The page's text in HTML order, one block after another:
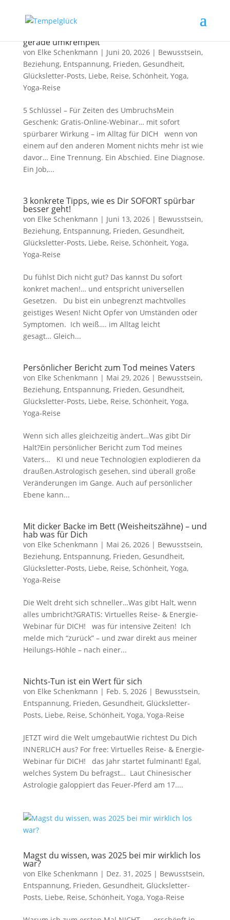
gerade umkrempelt
von Elke Schenkmann | Juni 20, 2026| Bewusstsein,
Beziehung, Entspannung, Frieden, Gesundheit,
Glücksletter-Posts, Liebe, Reise, Schönheit, Yoga,
Yoga-Reise
5 Schlüssel – Für Zeiten des UmbruchsMein
Geschenk: Gratis-Online-Webinar… mit sofort
spürbarer Wirkung – im Alltag für DICH wenn von
einem auf den anderen Moment nichts mehr ist wie
davor… Eine Trennung. Ein Abschied. Eine Diagnose.
Ein Job,...
3 konkrete Tipps, wie es Dir SOFORT spürbar
besser geht!
von Elke Schenkmann | Juni 13, 2026| Bewusstsein,
Beziehung, Entspannung, Frieden, Gesundheit,
Glücksletter-Posts, Liebe, Reise, Schönheit, Yoga,
Yoga-Reise
Du fühlst Dich nicht gut? Das kannst Du sofort
konkret machen!… und entspricht universellen
Gesetzen. Du bist ein unbegrenzt machtvolles
geistiges Wesen! Nicht Opfer von Umständen oder
Symptomen. Ich weiß…. im Alltag leicht
gesagt… Gleich...
Persönlicher Bericht zum Tod meines Vaters
von Elke Schenkmann | Mai 29, 2026| Bewusstsein,
Beziehung, Entspannung, Frieden, Gesundheit,
Glücksletter-Posts, Liebe, Reise, Schönheit, Yoga,
Yoga-Reise
Wenn sich alles gleichzeitig ändert…Was gibt Dir
Halt?Ein persönlicher Bericht zum Tod meines
Vaters… KI und neue Technologien explodieren da
draußen.Astrologisch gesehen, sind überall große
Veränderungen im Gange. Auch auf persönlicher
Ebene kann...
Mit dicker Backe im Bett (Weisheitszähne) – und
hab was für Dich
von Elke Schenkmann | Mai 26, 2026| Bewusstsein,
Beziehung, Entspannung, Frieden, Gesundheit,
Glücksletter-Posts, Liebe, Reise, Schönheit, Yoga,
Yoga-Reise
Die Welt dreht sich schneller…Was gibt Halt, wenn
alles umbricht?GRATIS: Virtuelles Reise- & Energie-
Webinar für DICH! was für intensive Zeiten! Ich
melde mich “zurück” – und zwar direkt aus meiner
Heilungs-Höhle – nach einer...
Nichts-Tun ist ein Wert für sich
von Elke Schenkmann | Feb. 5, 2026| Bewusstsein,
Entspannung, Frieden, Gesundheit, Glücksletter-
Posts, Liebe, Reise, Schönheit, Yoga, Yoga-Reise
JETZT wird die Welt umgebautWie richtest Du Dich
INNERLICH aus? For free: Virtuelles Reise- & Energie-
Webinar für DICH! das Jahr startet fulminant! Egal,
welches System Du befragst… Laut Chinesischer
Astrologie galoppiert das Feuer-Pferd am 17....
Magst du wissen, was 2025 bei mir wirklich los
war?
von Elke Schenkmann | Dez. 31, 2025 | Bewusstsein,
Entspannung, Frieden, Gesundheit, Glücksletter-
Posts, Liebe, Reise, Schönheit, Yoga, Yoga-Reise